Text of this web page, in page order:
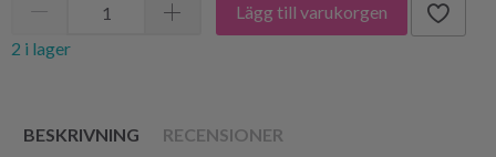
Lägg till varukorgen
2 i lager
BESKRIVNING RECENSIONER